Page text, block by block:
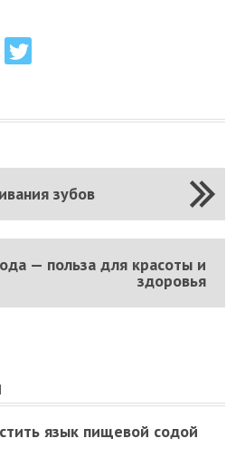
зубов
— польза для красоты и
здоровья
язык пищевой содой